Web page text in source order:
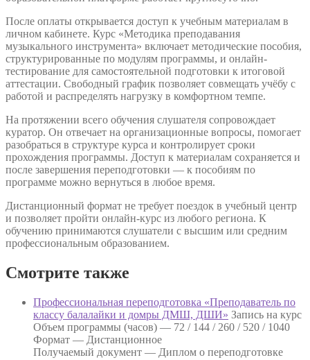
После оплаты открывается доступ к учебным материалам в
личном кабинете. Курс «Методика преподавания
музыкального инструмента» включает методические пособия,
структурированные по модулям программы, и онлайн-
тестирование для самостоятельной подготовки к итоговой
аттестации. Свободный график позволяет совмещать учёбу с
работой и распределять нагрузку в комфортном темпе.
На протяжении всего обучения слушателя сопровождает
куратор. Он отвечает на организационные вопросы, помогает
разобраться в структуре курса и контролирует сроки
прохождения программы. Доступ к материалам сохраняется и
после завершения переподготовки — к пособиям по
программе можно вернуться в любое время.
Дистанционный формат не требует поездок в учебный центр
и позволяет пройти онлайн-курс из любого региона. К
обучению принимаются слушатели с высшим или средним
профессиональным образованием.
Смотрите также
Профессиональная переподготовка «Преподаватель по
классу балалайки и домры ДМШ, ДШИ» Запись на курс
Объем программы (часов) — 72 / 144 / 260 / 520 / 1040
Формат — Дистанционное
Получаемый документ — Диплом о переподготовке